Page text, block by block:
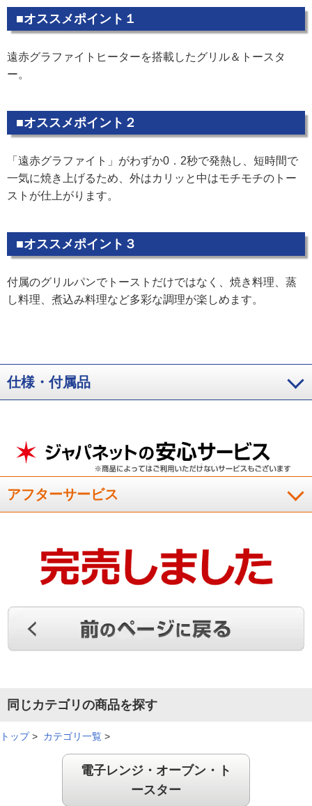
■オススメポイント１
遠赤グラファイトヒーターを搭載したグリル＆トースタ
ー。
■オススメポイント２
「遠赤グラファイト」がわずか0．2秒で発熱し、短時間で
一気に焼き上げるため、外はカリッと中はモチモチのトー
ストが仕上がります。
■オススメポイント３
付属のグリルパンでトーストだけではなく、焼き料理、蒸
し料理、煮込み料理など多彩な調理が楽しめます。
仕様・付属品
アフターサービス
同じカテゴリの商品を探す
トップ> カテゴリ一覧 >
電子レンジ・オーブン・ト
ースター